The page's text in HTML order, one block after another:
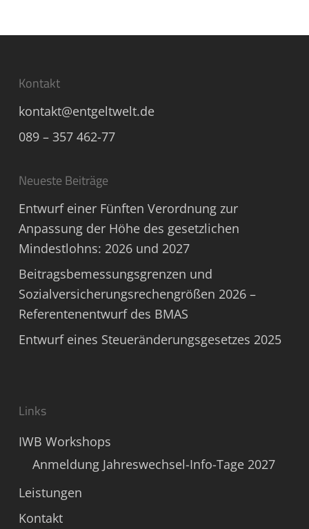
Kontakt
kontakt@entgeltwelt.de
089 – 357 462-77
Neueste Beiträge
Entwurf einer Fünften Verordnung zur
Anpassung der Höhe des gesetzlichen
Mindestlohns: 2026 und 2027
Beitragsbemessungsgrenzen und
Sozialversicherungsrechengrößen 2026 –
Referentenentwurf des BMAS
Entwurf eines Steueränderungsgesetzes 2025
Links
IWB Workshops
Anmeldung Jahreswechsel-Info-Tage 2027
Leistungen
Kontakt